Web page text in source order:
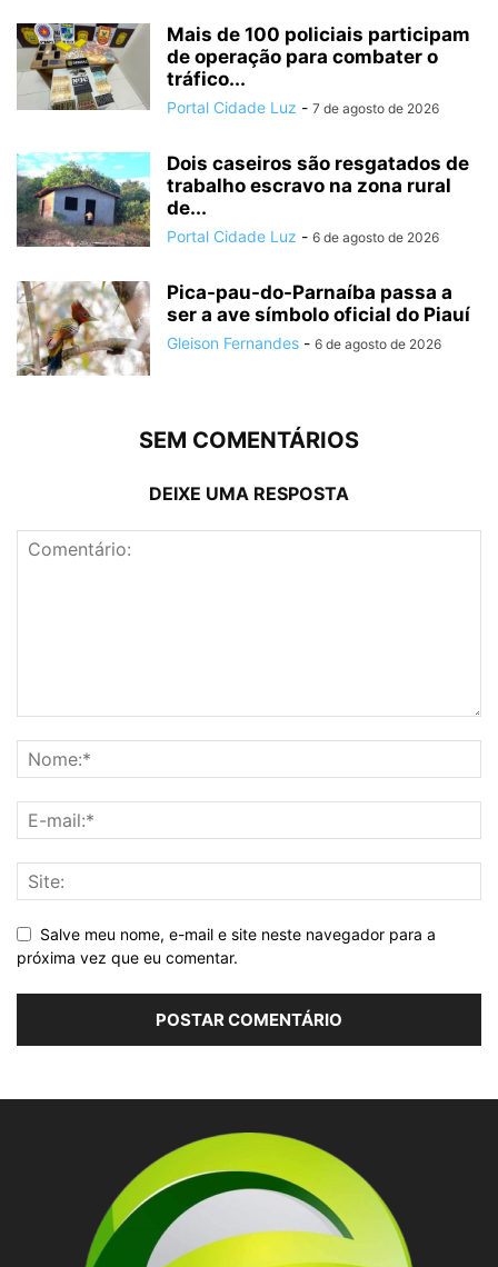
Mais de 100 policiais participam
de operação para combater o
tráfico...
Portal Cidade Luz - 7 de agosto de 2026
Dois caseiros são resgatados de
trabalho escravo na zona rural
de...
Portal Cidade Luz - 6 de agosto de 2026
Pica-pau-do-Parnaíba passa a
ser a ave símbolo oficial do Piauí
Gleison Fernandes - 6 de agosto de 2026
SEM COMENTÁRIOS
DEIXE UMA RESPOSTA
Salve meu nome, e-mail e site neste navegador para a
próxima vez que eu comentar.